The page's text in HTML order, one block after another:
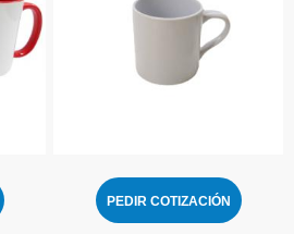
PEDIR COTIZACIÓN